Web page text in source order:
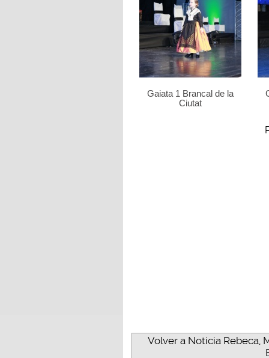
Gaiata 1 Brancal de la
Ciutat
Volver a Noticia Rebeca,